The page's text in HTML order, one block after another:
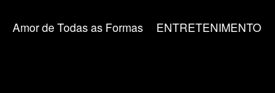
Amor de Todas as Formas ENTRETENIMENTO